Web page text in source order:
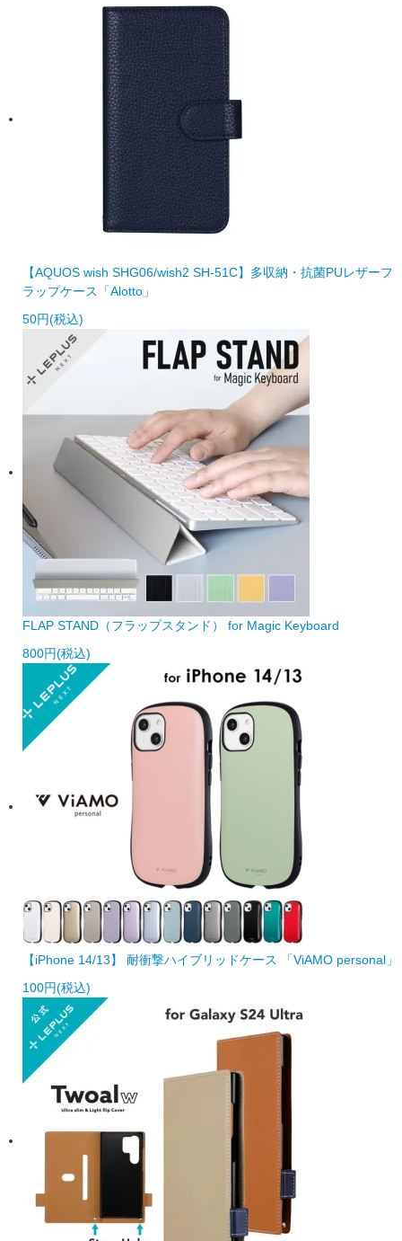
【AQUOS wish SHG06/wish2 SH-51C】多収納・抗菌PUレザーフ
ラップケース「Alotto」
50円(税込)
FLAP STAND（フラップスタンド） for Magic Keyboard
800円(税込)
【iPhone 14/13】 耐衝撃ハイブリッドケース 「ViAMO personal」
100円(税込)